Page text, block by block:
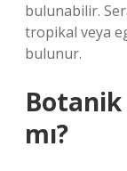
bulunabilir.
tropikal veya
bulunur.
mı?